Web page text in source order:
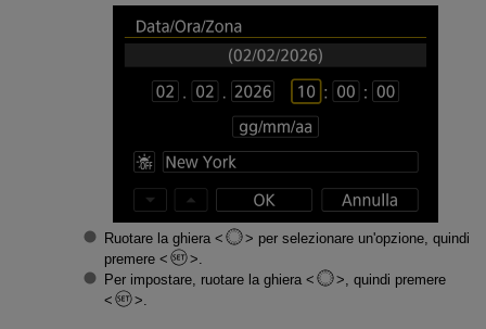
Ruotare la ghiera
per selezionare un'opzione, quindi
premere
Per impostare, ruotare la ghiera
, quindi premere